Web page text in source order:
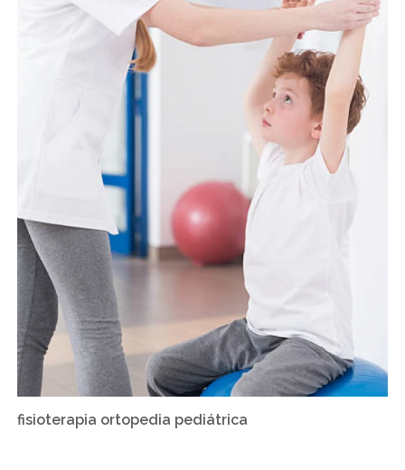
fisioterapia ortopedia pediátrica